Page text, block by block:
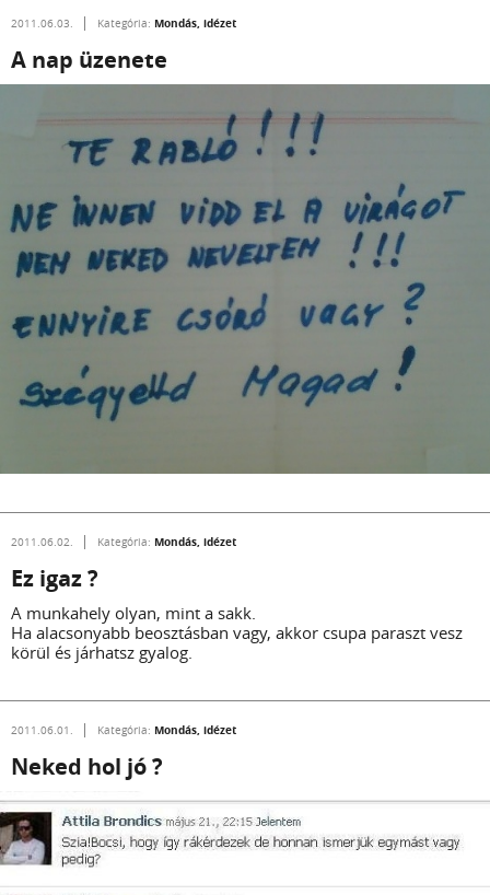
2011.06.03. Kategória: Mondás, idézet
A nap üzenete
2011.06.02. Kategória: Mondás, idézet
Ez igaz ?
A munkahely olyan, mint a sakk.
Ha alacsonyabb beosztásban vagy, akkor csupa paraszt vesz
körül és járhatsz gyalog.
2011.06.01. Kategória: Mondás, idézet
Neked hol jó ?